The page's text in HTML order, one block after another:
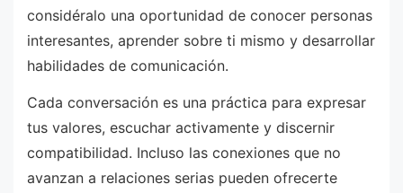
considéralo una oportunidad de conocer personas
interesantes, aprender sobre ti mismo y desarrollar
habilidades de comunicación.
Cada conversación es una práctica para expresar
tus valores, escuchar activamente y discernir
compatibilidad. Incluso las conexiones que no
avanzan a relaciones serias pueden ofrecerte